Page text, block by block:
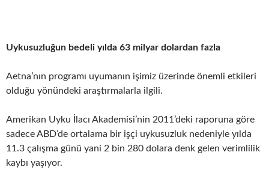
Uykusuzluğun bedeli yılda 63 milyar dolardan fazla
Aetna’nın programı uyumanın işimiz üzerinde önemli etkileri
olduğu yönündeki araştırmalarla ilgili.
Amerikan Uyku İlacı Akademisi’nin 2011’deki raporuna göre
sadece ABD’de ortalama bir işçi uykusuzluk nedeniyle yılda
11.3 çalışma günü yani 2 bin 280 dolara denk gelen verimlilik
kaybı yaşıyor.